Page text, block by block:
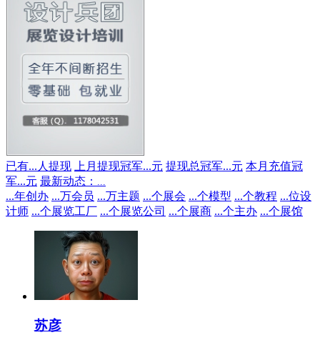
已有... 人提现 上月提现冠军...元 提现总冠军...元 本月充值冠
军...元 最新动态：
...年创办 ...万会员 ...万主题 ...个展会 ...个模型 ...个教程 ...位设
计师 ...个展览工厂 ...个展览公司 ...个展商 ...个主办 ...个展馆
苏彦